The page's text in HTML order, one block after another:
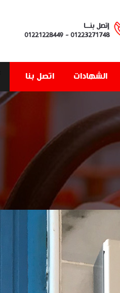
إتصل بنــا
01223271748
-
01221228449
الشهادات اتصل بنا